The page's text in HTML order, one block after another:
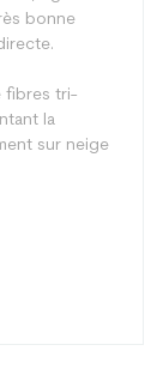
bonne
fibres tri-
la
sur neige